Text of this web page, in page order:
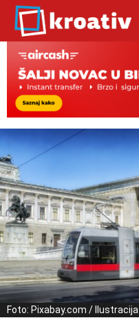
Foto: Pixabay.com / Ilustracija